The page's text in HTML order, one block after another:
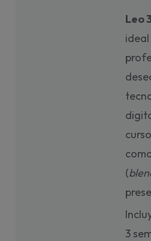
Leo
(
3